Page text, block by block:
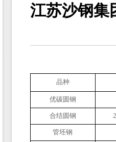
江苏沙钢集
品种
优碳圆钢
合结圆钢
管坯钢